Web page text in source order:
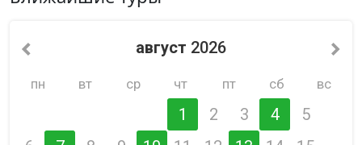
август 2026
пн вт ср чт пт сб вс
1 2 3 4
5